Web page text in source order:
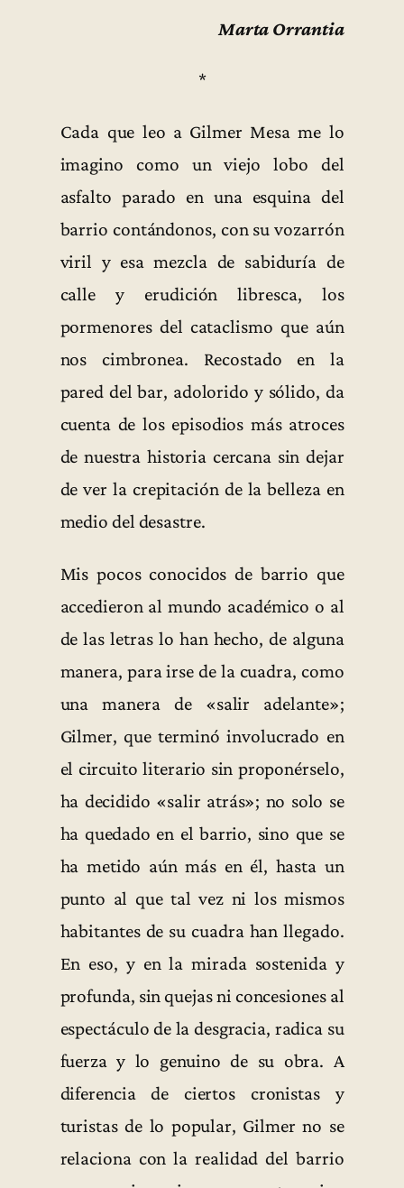
Marta Orrantia
*
Cada que leo a Gilmer Mesa me lo
imagino como un viejo lobo del
asfalto parado en una esquina del
barrio contándonos, con su vozarrón
viril y esa mezcla de sabiduría de
calle y erudición libresca, los
pormenores del cataclismo que aún
nos cimbronea. Recostado en la
pared del bar, adolorido y sólido, da
cuenta de los episodios más atroces
de nuestra historia cercana sin dejar
de ver la crepitación de la belleza en
medio del desastre.
Mis pocos conocidos de barrio que
accedieron al mundo académico o al
de las letras lo han hecho, de alguna
manera, para irse de la cuadra, como
una manera de «salir adelante»;
Gilmer, que terminó involucrado en
el circuito literario sin proponérselo,
ha decidido «salir atrás»; no solo se
ha quedado en el barrio, sino que se
ha metido aún más en él, hasta un
punto al que tal vez ni los mismos
habitantes de su cuadra han llegado.
En eso, y en la mirada sostenida y
profunda, sin quejas ni concesiones al
espectáculo de la desgracia, radica su
fuerza y lo genuino de su obra. A
diferencia de ciertos cronistas y
turistas de lo popular, Gilmer no se
relaciona con la realidad del barrio